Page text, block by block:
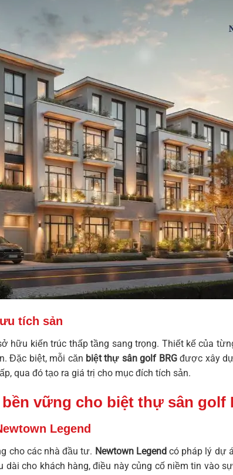
tích sản
hữu kiến trúc thấp tầng sang trọng. Thiết kế của
Đặc biệt, mỗi căn biệt thự sân golf BRGđược xây
qua đó tạo ra giá trị cho mục đích tích sản.
vững cho biệt thự sân golf
Legend
cho các nhà đầu tư. Newtown Legendcó pháp lý dự
cho khách hàng, điều này củng cố niềm tin vào